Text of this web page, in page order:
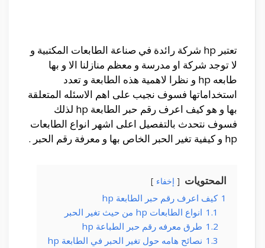
تعتبر hp شركة رائدة في صناعة الطابعات المكتبية و
لا توجد شركة او مدرسة و معظم منازلنا الا و بها
طابعه hp و نظرا لاهمية هذه الطابعة و تعدد
استخداماتها فسوف نجيب على اهم الاسئله المتعلقة
بها و هو
كيف اعرف رقم حبر الطابعة hp لذلك
فسوف نتحدث بالتفصيل اعلى اشهر انواع الطابعات
hp و كيفية تغير الحبر الخاص بها و معرفة رقم الحبر .
المحتويات إخفاء
1 كيف اعرف رقم حبر الطابعة hp
1.1 انواع الطابعات hp من حيث تغير الحبر
1.2 طرق معرفه رقم حبر الطباعة hp
1.3 نصائح هامه حول تغير الحبر في الطابعة hp